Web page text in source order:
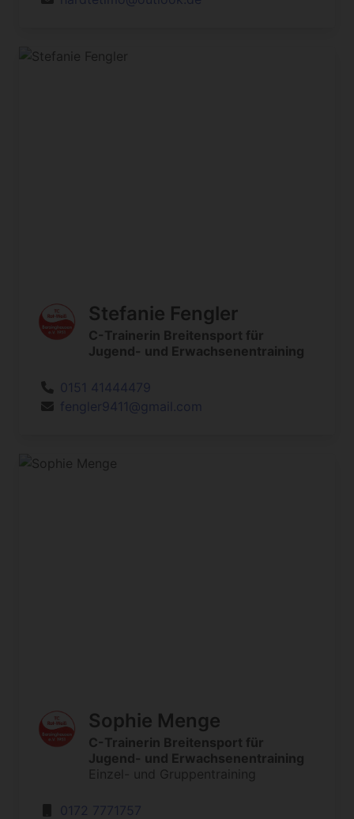
Stefanie Fengler
C-Trainerin Breitensport für
Jugend- und Erwachsenentraining
0151 41444479
fengler9411@gmail.com
Sophie Menge
C-Trainerin Breitensport für
Jugend- und Erwachsenentraining
Einzel- und Gruppentraining
0172 7771757